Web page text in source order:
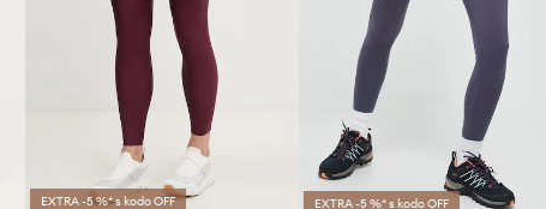
EXTRA -5 %* s kodo OFF EXTRA -5 %* s kodo OFF